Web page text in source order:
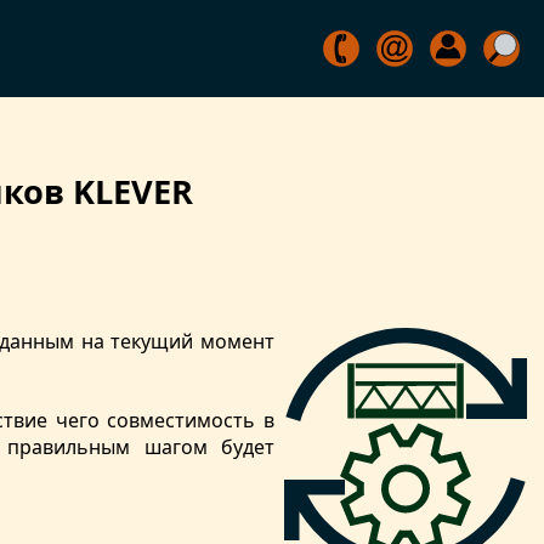
KLEVER
данным на текущий момент
чего совместимость в
шагом будет